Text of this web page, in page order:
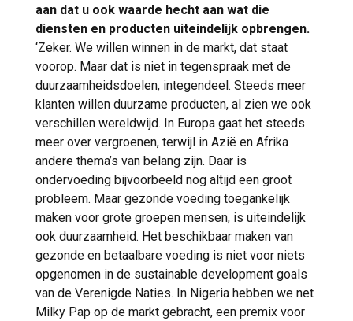
aan dat u ook waarde hecht aan wat die
diensten en producten uiteindelijk opbrengen.
‘Zeker. We willen winnen in de markt, dat staat
voorop. Maar dat is niet in tegenspraak met de
duurzaamheidsdoelen, integendeel. Steeds meer
klanten willen duurzame producten, al zien we ook
verschillen wereldwijd. In Europa gaat het steeds
meer over vergroenen, terwijl in Azië en Afrika
andere thema’s van belang zijn. Daar is
ondervoeding bijvoorbeeld nog altijd een groot
probleem. Maar gezonde voeding toegankelijk
maken voor grote groepen mensen, is uiteindelijk
ook duurzaamheid. Het beschikbaar maken van
gezonde en betaalbare voeding is niet voor niets
opgenomen in de sustainable development goals
van de Verenigde Naties. In Nigeria hebben we net
Milky Pap op de markt gebracht, een premix voor